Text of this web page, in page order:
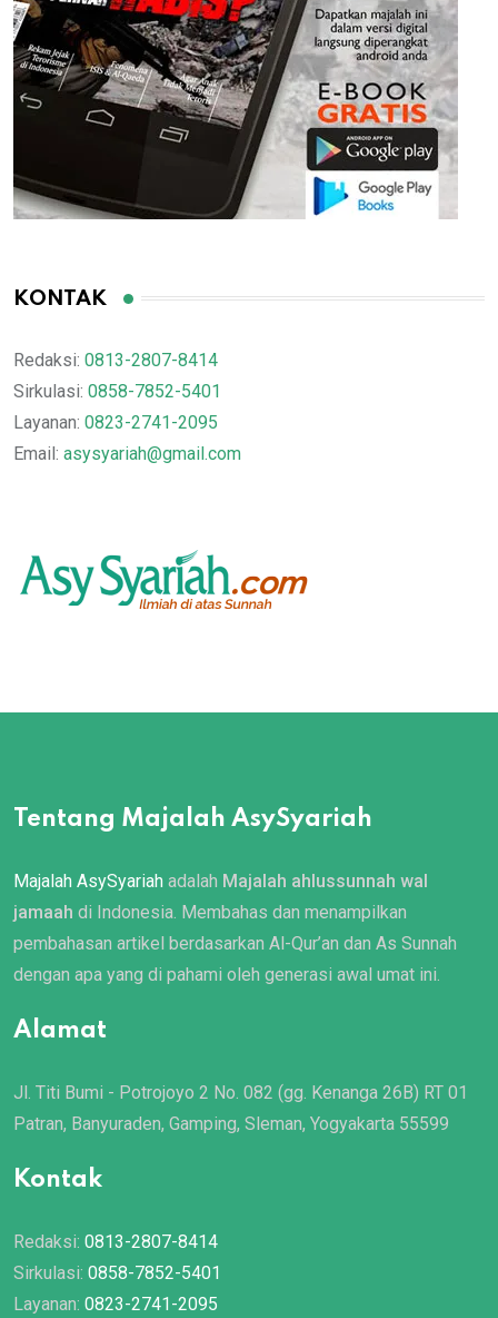
KONTAK
Redaksi: 0813-2807-8414
Sirkulasi: 0858-7852-5401
Layanan: 0823-2741-2095
Email: asysyariah@gmail.com
Tentang Majalah AsySyariah
Majalah AsySyariah adalah Majalah ahlussunnah wal
jamaah di Indonesia. Membahas dan menampilkan
pembahasan artikel berdasarkan Al-Qur’an dan As Sunnah
dengan apa yang di pahami oleh generasi awal umat ini.
Alamat
Jl. Titi Bumi - Potrojoyo 2 No. 082 (gg. Kenanga 26B) RT 01
Patran, Banyuraden, Gamping, Sleman, Yogyakarta 55599
Kontak
Redaksi: 0813-2807-8414
Sirkulasi: 0858-7852-5401
Layanan: 0823-2741-2095